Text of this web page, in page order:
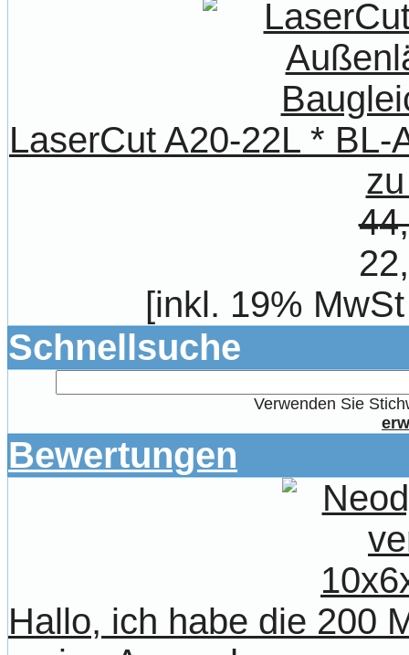
LaserCut A20-22L *
[inkl. 19%
Schnellsuche
Verwenden Sie
Bewertungen
Hallo, ich habe die 200